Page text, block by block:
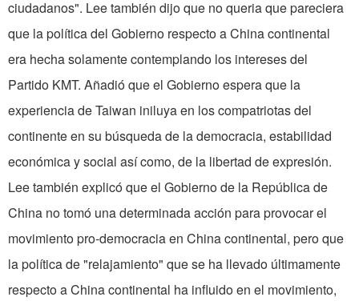
ciudadanos". Lee también dijo que no queria que pareciera
que la política del Gobierno respecto a China continental
era hecha solamente contemplando los intereses del
Partido KMT. Añadió que el Gobierno espera que la
experiencia de Taiwan iniluya en los compatriotas del
continente en su búsqueda de la democracia, estabilidad
económica y social así como, de la libertad de expresión.
Lee también explicó que el Gobierno de la República de
China no tomó una determinada acción para provocar el
movimiento pro-democracia en China continental, pero que
la política de "relajamiento" que se ha llevado últimamente
respecto a China continental ha influido en el movimiento,